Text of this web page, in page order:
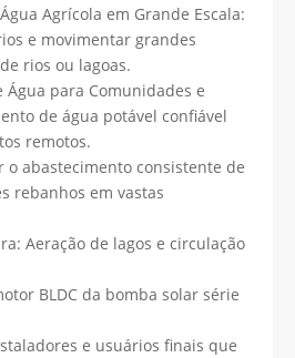
Agrícola em Grande Escala:
e movimentar grandes
rios ou lagoas.
Água para Comunidades e
de água potável confiável
remotos.
o abastecimento consistente de
rebanhos em vastas
Aeração de lagos e circulação
BLDC da bomba solar série
e usuários finais que